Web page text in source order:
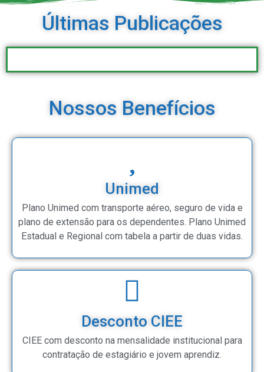
Últimas Publicações
Nossos Benefícios
Unimed
Plano Unimed com transporte aéreo, seguro de vida e
plano de extensão para os dependentes. Plano Unimed
Estadual e Regional com tabela a partir de duas vidas.
Desconto CIEE
CIEE com desconto na mensalidade institucional para
contratação de estagiário e jovem aprendiz.